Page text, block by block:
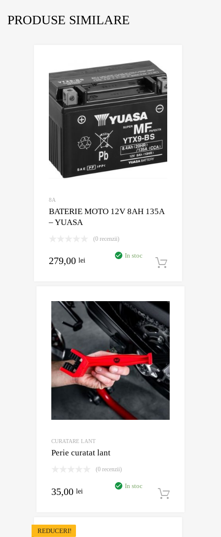
PRODUSE SIMILARE
8A
BATERIE MOTO 12V 8AH 135A
– YUASA
(0 recenzii)
279,00 lei
In stoc
CURATARE LANT
Perie curatat lant
(0 recenzii)
35,00 lei
In stoc
REDUCERI!